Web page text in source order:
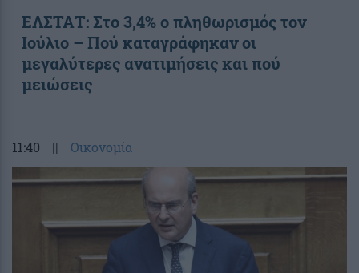
ΕΛΣΤΑΤ: Στο 3,4% ο πληθωρισμός τον
Ιούλιο – Πού καταγράφηκαν οι
μεγαλύτερες ανατιμήσεις και πού
μειώσεις
11:40 || Οικονομία